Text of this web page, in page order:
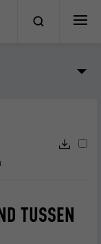
TUSSEN